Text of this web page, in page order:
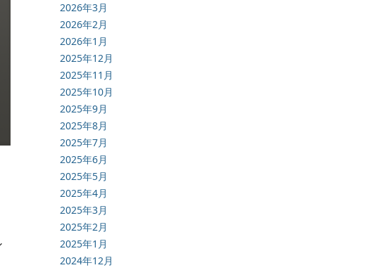
2026年3月
2026年2月
2026年1月
2025年12月
2025年11月
2025年10月
2025年9月
2025年8月
2025年7月
2025年6月
2025年5月
2025年4月
2025年3月
2025年2月
2025年1月
2024年12月